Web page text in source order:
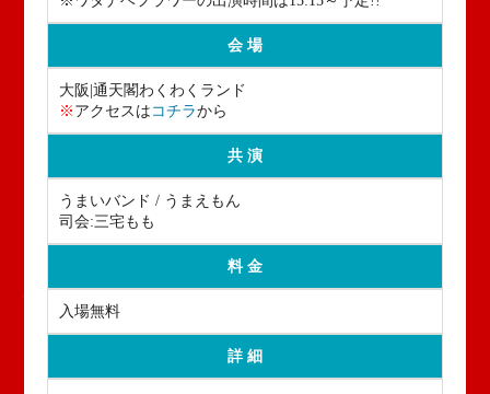
会 場
大阪|通天閣わくわくランド
※ アクセスは コチラから
共 演
うまいバンド / うまえもん
司会:三宅もも
料 金
入場無料
詳 細